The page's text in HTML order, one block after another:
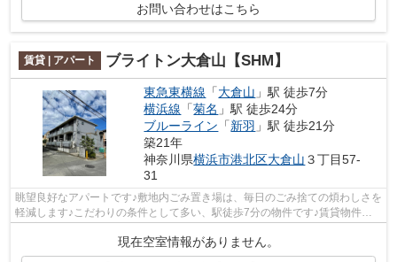
お問い合わせはこちら
賃貸 | アパート ブライトン大倉山【SHM】
東急東横線 「大倉山 」駅 徒歩7分
横浜線 「菊名 」駅 徒歩24分
ブルーライン 「新羽 」駅 徒歩21分
築21年
神奈川県横浜市港北区大倉山 ３丁目57-
31
眺望良好なアパートです♪敷地内ごみ置き場は、毎日のごみ捨ての煩わしさを
軽減します♪こだわりの条件として多い、駅徒歩7分の物件です♪賃貸物件で
現在空室情報がありません。